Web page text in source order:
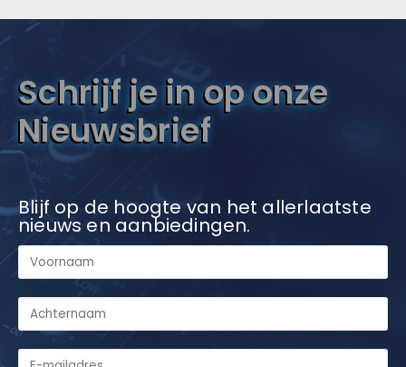
Schrijf je in op onze
Nieuwsbrief
Blijf op de hoogte van het allerlaatste
nieuws en aanbiedingen.